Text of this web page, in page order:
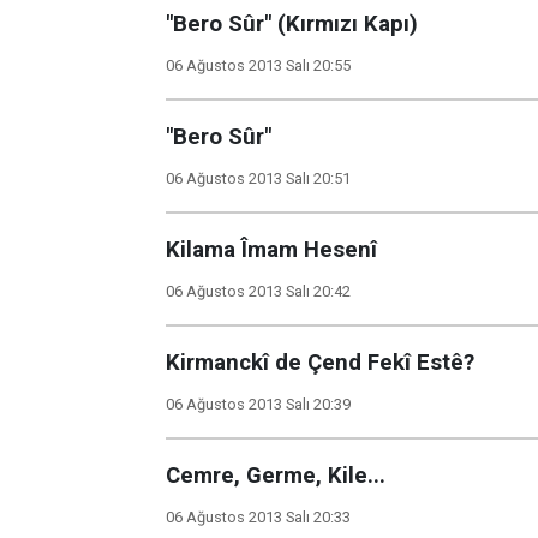
"Bero Sûr" (Kırmızı Kapı)
06 Ağustos 2013 Salı 20:55
"Bero Sûr"
06 Ağustos 2013 Salı 20:51
Kilama Îmam Hesenî
06 Ağustos 2013 Salı 20:42
Kirmanckî de Çend Fekî Estê?
06 Ağustos 2013 Salı 20:39
Cemre, Germe, Kile...
06 Ağustos 2013 Salı 20:33